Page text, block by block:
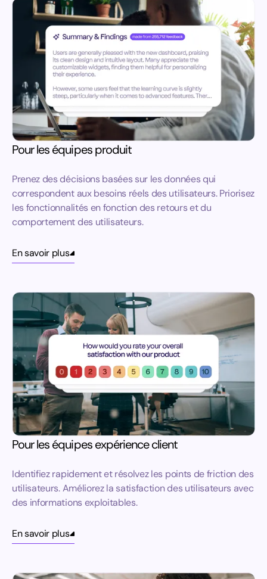
Pour les équipes produit
Prenez des décisions basées sur les données qui
correspondent aux besoins réels des utilisateurs. Priorisez
les fonctionnalités en fonction des retours et du
comportement des utilisateurs.
En savoir plus
Pour les équipes expérience client
Identifiez rapidement et résolvez les points de friction des
utilisateurs. Améliorez la satisfaction des utilisateurs avec
des informations exploitables.
En savoir plus